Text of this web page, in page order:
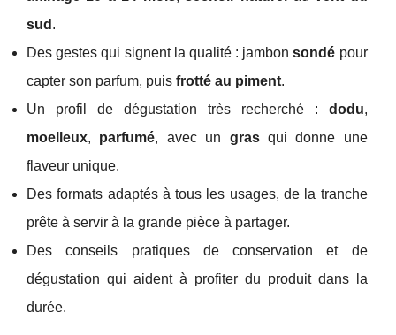
sud .
Des gestes qui signent la qualité : jambonsondé pour
capter son parfum, puis frotté au piment.
Un profil de dégustation très recherché : dodu,
moelleux, parfumé, avec un grasqui donne une
flaveur unique.
Des formats adaptés à tous les usages, de la tranche
prête à servir à la grande pièce à partager.
Des conseils pratiques de conservation et de
dégustation qui aident à profiter du produit dans la
durée.